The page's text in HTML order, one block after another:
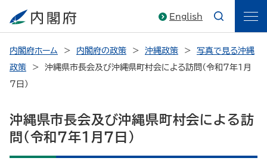
English
内閣府ホーム 内閣府の政策 沖縄政策
写真で見る沖縄
政策
沖縄県市長会及び沖縄県町村会による訪問（令和７年１月
７日）
沖縄県市長会及び沖縄県町村会による訪
問（令和７年１月７日）